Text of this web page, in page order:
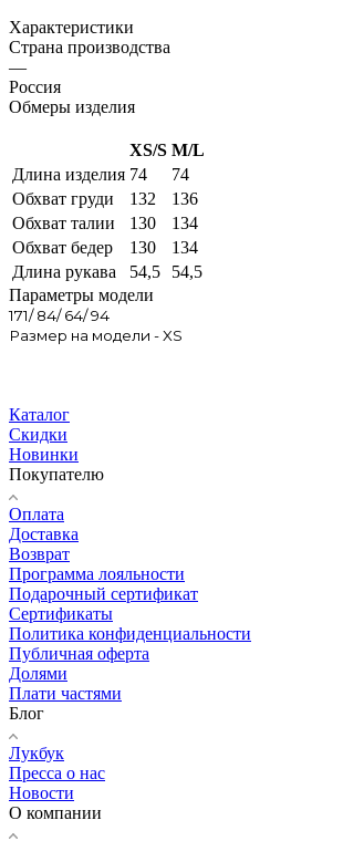
Характеристики
Страна производства
—
Россия
Обмеры изделия
XS/S M/L
Длина изделия 74
74
Обхват груди
132
136
Обхват талии
130
134
Обхват бедер
130
134
Длина рукава
54,5
54,5
Параметры модели
171/ 84/ 64/ 94
Размер на модели - XS
Каталог
Скидки
Новинки
Покупателю
Оплата
Доставка
Возврат
Программа лояльности
Подарочный сертификат
Сертификаты
Политика конфиденциальности
Публичная оферта
Долями
Плати частями
Блог
Лукбук
Пресса о нас
Новости
О компании